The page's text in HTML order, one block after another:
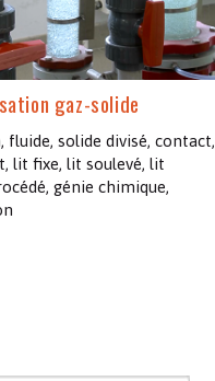
gaz-solide
fluide, solide divisé, contact,
lit fixe, lit soulevé, lit
génie chimique,